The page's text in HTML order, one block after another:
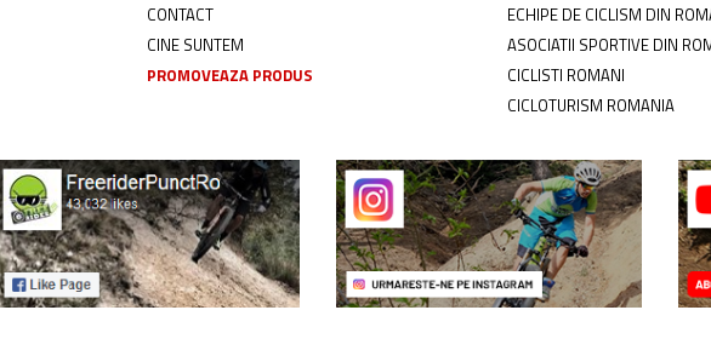
CONTACT
CINE SUNTEM
PROMOVEAZA PRODUS
ECHIPE DE CICLISM DIN
ASOCIATII SPORTIVE DIN
CICLISTI ROMANI
CICLOTURISM ROMANIA